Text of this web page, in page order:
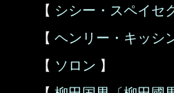
【 シシー・スペイセ
【 ヘンリー・キッシ
【 ソロン 】